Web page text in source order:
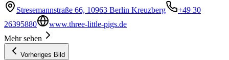
Stresemannstraße 66, 10963 Berlin Kreuzberg
+49 30
26395880
www.three-little-pigs.de
Mehr sehen
Vorheriges Bild